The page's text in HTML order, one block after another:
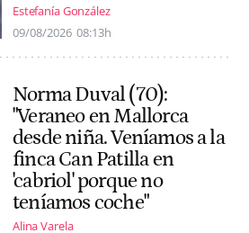
Estefanía González
09/08/2026 08:13h
Norma Duval (70):
"Veraneo en Mallorca
desde niña. Veníamos a la
finca Can Patilla en
'cabriol' porque no
teníamos coche"
Alina Varela